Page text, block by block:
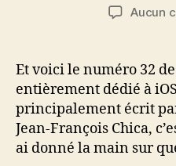
l’article
Aucun
Et voici le numéro 32
entièrement dédié à iOS
principalement écrit
Jean-François Chica,
ai donné la main sur